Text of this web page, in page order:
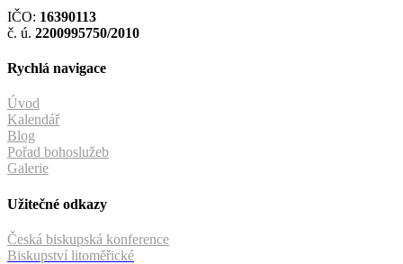
IČO: 16390113
č. ú. 2200995750/2010
Rychlá navigace
Úvod
Kalendář
Blog
Pořad bohoslužeb
Galerie
Užitečné odkazy
Česká biskupská konference
Biskupství litoměřické